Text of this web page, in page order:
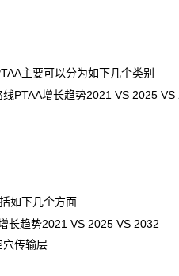
主要可以分为如下几个类别
增长趋势2021 VS 2025 VS
如下几个方面
势2021 VS 2025 VS 2032
传输层